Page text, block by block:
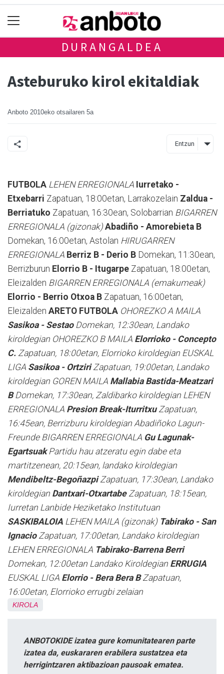
DURANGALDEA
Asteburuko kirol ekitaldiak
Anboto 2010eko otsailaren 5a
Entzun
FUTBOLA LEHEN ERREGIONALA Iurretako -
Etxebarri Zapatuan, 18:00etan, Larrakozelain Zaldua -
Berriatuko Zapatuan, 16:30ean, Solobarrian BIGARREN
ERREGIONALA (gizonak) Abadiño - Amorebieta B
Domekan, 16:00etan, Astolan HIRUGARREN
ERREGIONALA Berriz B - Derio B Domekan, 11:30ean,
Berrizburun Elorrio B - Itugarpe Zapatuan, 18:00etan,
Eleizalden BIGARREN ERREGIONALA (emakumeak)
Elorrio - Berrio Otxoa B Zapatuan, 16:00etan,
Eleizalden ARETO FUTBOLA OHOREZKO A MAILA
Sasikoa - SestaoDomekan, 12:30ean, Landako
kiroldegian OHOREZKO B MAILA Elorrioko - Concepto
C. Zapatuan, 18:00etan, Elorrioko kiroldegian EUSKAL
LIGA Sasikoa - OrtziriZapatuan, 19:00etan, Landako
kiroldegian GOREN MAILA Mallabia Bastida-Meatzari
BDomekan, 17:30ean, Zaldibarko kiroldegian LEHEN
ERREGIONALA Presion Break-IturritxuZapatuan,
16:45ean, Berrizburu kiroldegian Abadiñoko Lagun-
Freunde BIGARREN ERREGIONALA Gu Lagunak-
EgartsuakPartidu hau atzeratu egin dabe eta
martitzenean, 20:15ean, landako kiroldegian
Mendibeltz-BegoñazpiZapatuan, 17:30ean, Landako
kiroldegian Dantxari-OtxartabeZapatuan, 18:15ean,
Iurretan Lanbide Heziketako Institutuan
SASKIBALOIA LEHEN MAILA (gizonak) Tabirako - San
IgnacioZapatuan, 17:00etan, Landako kiroldegian
LEHEN ERREGIONALA Tabirako-Barrena Berri
Domekan, 12:00etan Landako Kiroldegian ERRUGIA
EUSKAL LIGA Elorrio - Bera Bera BZapatuan,
16:00etan, Elorrioko errugbi zelaian
KIROLA
ANBOTOKIDE izatea gure komunitatearen parte
izatea da, euskararen erabilera sustatzea eta
herrigintzaren aktibazioan pausoak ematea.